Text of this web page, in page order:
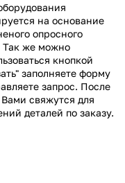
на основание
опросного
Так же можно
кнопкой
заполняете форму
запрос. После
Вами свяжутся для
деталей по заказу.